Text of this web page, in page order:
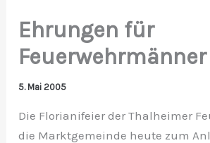
Ehrungen für
Feuerwehrmänner
5. Mai 2005
Die Florianifeier der Thalheimer
die Marktgemeinde heute zum